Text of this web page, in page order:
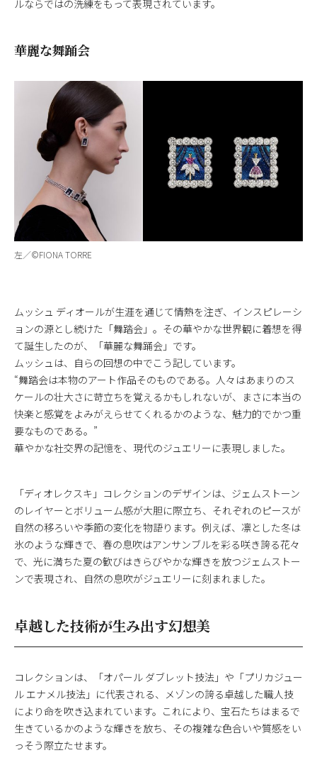
ルならではの洗練をもって表現されています。
華麗な舞踊会
左／©︎FIONA TORRE
ムッシュ ディオールが生涯を通じて情熱を注ぎ、インスピレーシ
ョンの源とし続けた「舞踏会」。その華やかな世界観に着想を得
て誕生したのが、「華麗な舞踊会」です。
ムッシュは、自らの回想の中でこう記しています。
“舞踏会は本物のアート作品そのものである。人々はあまりのス
ケールの壮大さに苛立ちを覚えるかもしれないが、まさに本当の
快楽と感覚をよみがえらせてくれるかのような、魅力的でかつ重
要なものである。”
華やかな社交界の記憶を、現代のジュエリーに表現しました。
「ディオレクスキ」コレクションのデザインは、ジェムストーン
のレイヤーとボリューム感が大胆に際立ち、それぞれのピースが
自然の移ろいや季節の変化を物語ります。例えば、凛とした冬は
氷のような輝きで、春の息吹はアンサンブルを彩る咲き誇る花々
で、光に満ちた夏の歓びはきらびやかな輝きを放つジェムストー
ンで表現され、自然の息吹がジュエリーに刻まれました。
卓越した技術が生み出す幻想美
コレクションは、「オパール ダブレット技法」や「プリカジュー
ル エナメル技法」に代表される、メゾンの誇る卓越した職人技
により命を吹き込まれています。これにより、宝石たちはまるで
生きているかのような輝きを放ち、その複雑な色合いや質感をい
っそう際立たせます。